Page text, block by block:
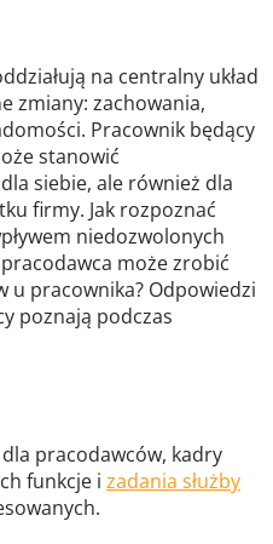
na centralny układ
zmiany: zachowania,
Pracownik będący
stanowić
siebie, ale również dla
firmy. Jak rozpoznać
niedozwolonych
pracodawca może zrobić
u pracownika? Odpowiedzi
poznają podczas
pracodawców, kadry
funkcje i zadania służby